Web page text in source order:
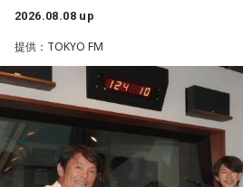
2026.08.08 up
提供：TOKYO FM